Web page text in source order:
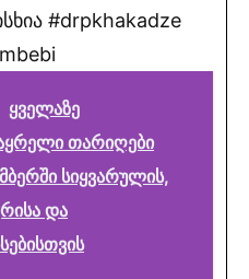
#drpkhakadze
ყველაზე
თარიღები
სიყვარულის,
და